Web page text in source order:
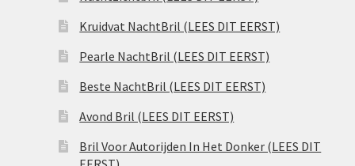
Kruidvat NachtBril (LEES DIT EERST)
Pearle NachtBril (LEES DIT EERST)
Beste NachtBril (LEES DIT EERST)
Avond Bril (LEES DIT EERST)
Bril Voor Autorijden In Het Donker (LEES DIT